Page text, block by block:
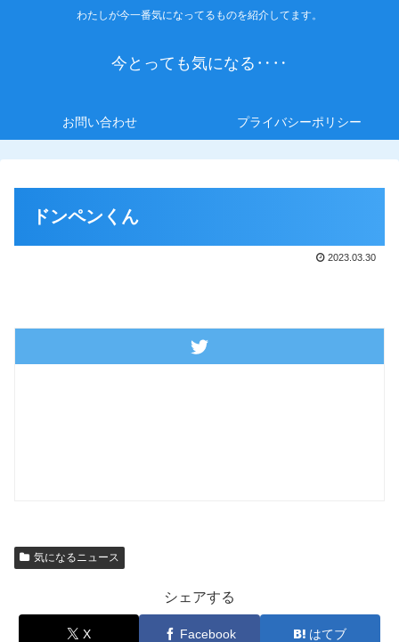
わたしが今一番気になってるものを紹介してます。
今とっても気になる‥‥
お問い合わせ プライバシーポリシー
ドンペンくん
2023.03.30
気になるニュース
シェアする
X Facebook はてブ